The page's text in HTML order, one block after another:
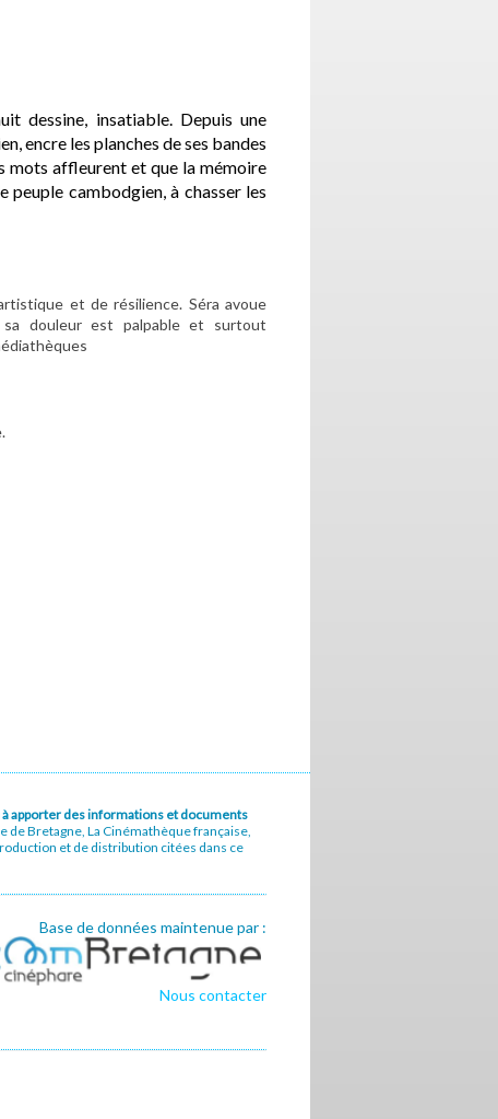
dessine, insatiable. Depuis une
encre les planches de ses bandes
mots affleurent et que la mémoire
cambodgien, à chasser les
et de résilience. Séra avoue
douleur est palpable et surtout
à apporter des informations et documents
de Bretagne, La Cinémathèque française,
et de distribution citées dans ce
Base de données maintenue par :
Nous contacter